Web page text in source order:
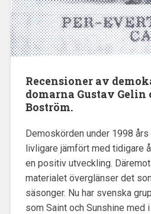
Recensioner av
domarna Gustav Gelin
Boström.
Demoskörden under 1998
livligare jämfört med tidigare
en positiv utveckling.
materialet överglänser det
säsonger. Nu har svenska
som Saint och Sunshine med